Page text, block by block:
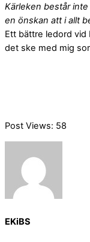
Kärleken består
en önskan att i allt
Ett bättre ledord vid
det ske med mig
Post Views: 58
EKiBS